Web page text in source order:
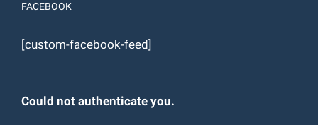
FACEBOOK
[custom-facebook-feed]
Could not authenticate you.